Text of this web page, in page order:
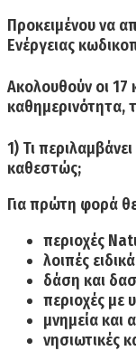
Προκειμένου να
Ενέργειας
Ακολουθούν οι 17
καθημερινότητα,
1) Τι
καθεστώς;
Για πρώτη φορά
περιοχές
λοιπές
δάση και
περιοχές με
μνημεία και
νησιωτικές